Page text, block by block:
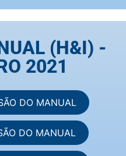
(H&I) -
2021
DO MANUAL
DO MANUAL